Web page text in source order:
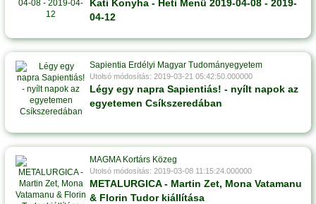
Kati Konyha - Heti Menü 2019-04-08 - 2019-
04-12
Sapientia Erdélyi Magyar Tudományegyetem
Utolsó módosítás: 2019-03-21 05:42:50.000000
Légy egy napra Sapientiás! - nyílt napok az
egyetemen Csíkszeredában
MAGMA Kortárs Közeg
Utolsó módosítás: 2019-03-08 11:15:24.000000
METALURGICA - Martin Zet, Mona Vatamanu
& Florin Tudor kiállítása